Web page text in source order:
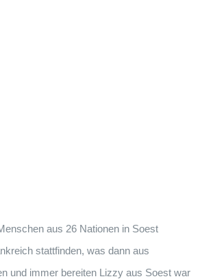
aus 26 Nationen in Soest
stattfinden, was dann aus
und immer bereiten Lizzy aus Soest war